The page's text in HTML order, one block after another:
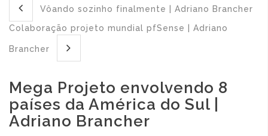
Vôando sozinho finalmente | Adriano Brancher
Colaboração projeto mundial pfSense | Adriano
Brancher
Mega Projeto envolvendo 8
países da América do Sul |
Adriano Brancher